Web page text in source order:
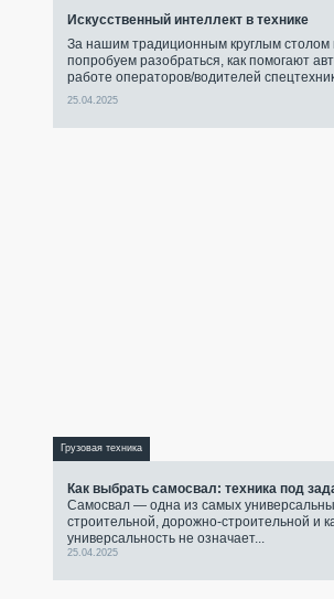
Искусственный интеллект в технике
За нашим традиционным круглым столом
попробуем разобраться, как помогают
работе операторов/водителей
25.04.2025
Грузовая техника
Как выбрать самосвал: техника под
Самосвал — одна из самых
строительной, дорожно-строительной и
универсальность не означает...
25.04.2025